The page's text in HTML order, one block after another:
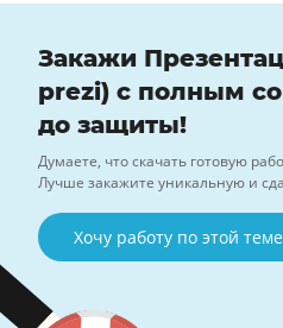
Закажи
prezi) с полным
до защиты!
Думаете, что скачать готовую
Лучше закажите уникальную и
Хочу работу по этой теме